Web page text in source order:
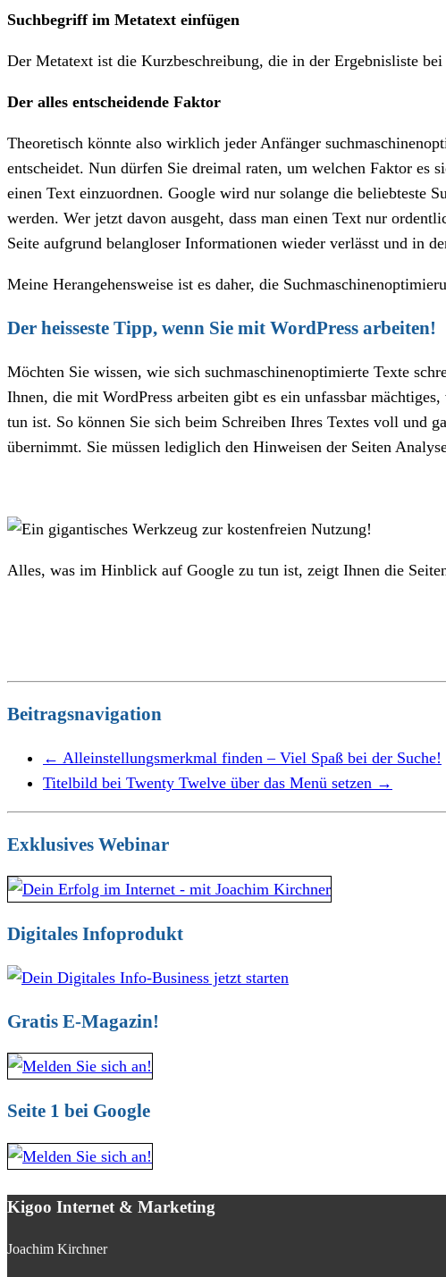
Suchbegriff im Metatext einfügen
Der Metatext ist die Kurzbeschreibung, die in der Ergebnisliste
Der alles entscheidende Faktor
Theoretisch könnte also wirklich jeder Anfänger
entscheidet. Nun dürfen Sie dreimal raten, um welchen Faktor es
einen Text einzuordnen. Google wird nur solange die beliebteste
werden. Wer jetzt davon ausgeht, dass man einen Text nur
Seite aufgrund belangloser Informationen wieder verlässt und in
Meine Herangehensweise ist es daher, die
Der heisseste Tipp, wenn Sie mit WordPress arbeiten!
Möchten Sie wissen, wie sich suchmaschinenoptimierte Texte
Ihnen, die mit WordPress arbeiten gibt es ein unfassbar
tun ist. So können Sie sich beim Schreiben Ihres Textes voll und
übernimmt. Sie müssen lediglich den Hinweisen der Seiten
Alles, was im Hinblick auf Google zu tun ist, zeigt Ihnen die
Beitragsnavigation
← Alleinstellungsmerkmal finden – Viel Spaß bei der Suche!
Titelbild bei Twenty Twelve über das Menü setzen →
Exklusives Webinar
Digitales Infoprodukt
Gratis E-Magazin!
Seite 1 bei Google
Kigoo Internet & Marketing
Joachim Kirchner